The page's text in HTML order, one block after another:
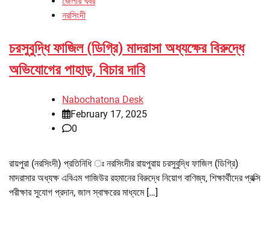
নরসিংদী
চরসুবুদ্ধি ফাজিল (ডিগ্রি) মাদরাসা অধ্যক্ষের বিরুদ্ধে
অভিযোগের পাহাড়, বিচার দাবি
Nabochatona Desk
February 17, 2025
0
রায়পুরা (নরসিংদী) প্রতিনিধি ঃ নরসিংদীর রায়পুরায় চরসুবুদ্ধি ফাজিল (ডিগ্রি)
মাদরাসার অধ্যক্ষ এবিএম গাজিউর রহমানের বিরুদ্ধে নিয়োগ বাণিজ্য, শিক্ষার্থীদের প্রক্সি
পরীক্ষার সুযোগ প্রদান, জাল স্বাক্ষরের মাধ্যমে […]